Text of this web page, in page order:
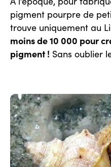
pigment pourpre de
trouve uniquement au
moins de 10 000 pour
pigment ! Sans oublier